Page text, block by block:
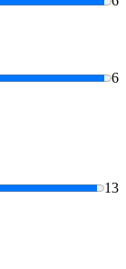
6
13